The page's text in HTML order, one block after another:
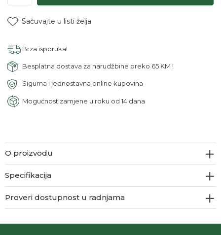
Sačuvajte u listi želja
Brza isporuka!
Besplatna dostava za narudžbine preko 65 KM !
Sigurna i jednostavna online kupovina
Mogućnost zamjene u roku od 14 dana
O proizvodu
Specifikacija
Proveri dostupnost u radnjama